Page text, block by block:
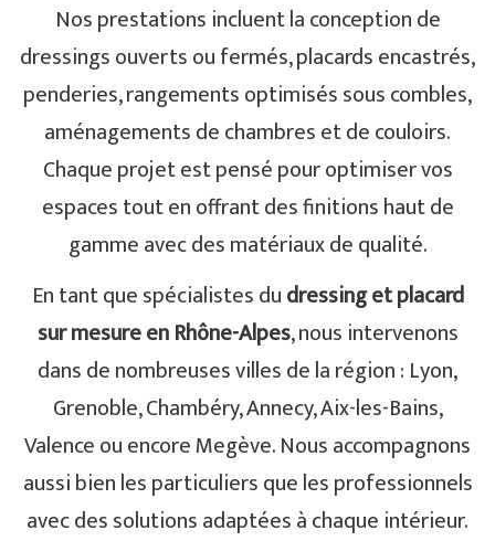
Nos prestations incluent la conception de
dressings ouverts ou fermés, placards encastrés,
penderies, rangements optimisés sous combles,
aménagements de chambres et de couloirs.
Chaque projet est pensé pour optimiser vos
espaces tout en offrant des finitions haut de
gamme avec des matériaux de qualité.
En tant que spécialistes dudressing et placard
sur mesure en Rhône-Alpes, nous intervenons
dans de nombreuses villes de la région : Lyon,
Grenoble, Chambéry, Annecy, Aix-les-Bains,
Valence ou encore Megève. Nous accompagnons
aussi bien les particuliers que les professionnels
avec des solutions adaptées à chaque intérieur.